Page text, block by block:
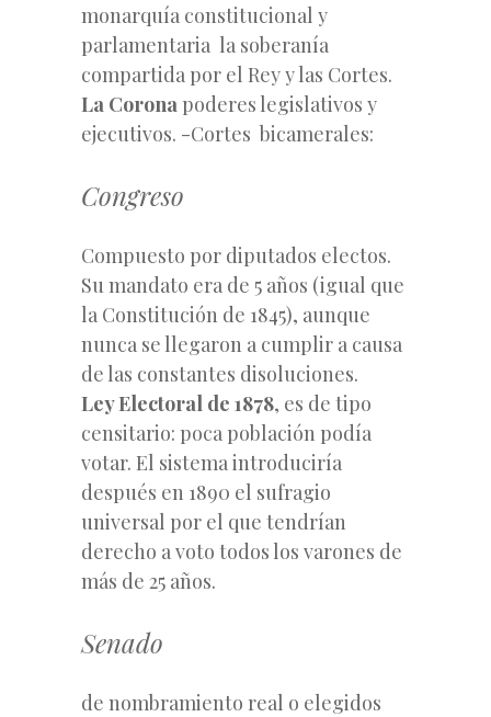
monarquía constitucional y
parlamentaria la soberanía
compartida por el Rey y las Cortes.
La Corona poderes legislativos y
ejecutivos. -Cortes bicamerales:
Congreso
Compuesto por diputados electos.
Su mandato era de 5 años (igual que
la Constitución de 1845), aunque
nunca se llegaron a cumplir a causa
de las constantes disoluciones.
Ley Electoral de 1878, es de tipo
censitario: poca población podía
votar. El sistema introduciría
después en 1890 el sufragio
universal por el que tendrían
derecho a voto todos los varones de
más de 25 años.
Senado
de nombramiento real o elegidos